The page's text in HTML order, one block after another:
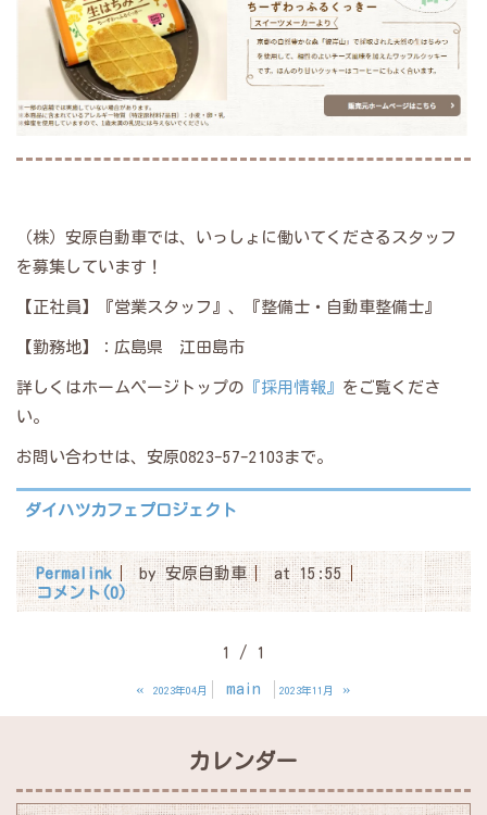
（株）安原自動車では、いっしょに働いてくださるスタッフ
を募集しています！
【正社員】『営業スタッフ』、『整備士・自動車整備士』
【勤務地】：広島県 江田島市
詳しくはホームページトップの 『採用情報』 をご覧くださ
い。
お問い合わせは、安原0823-57-2103まで。
ダイハツカフェプロジェクト
Permalink by 安原自動車
at 15:55
コメント(0)
1 / 1
« 2023年04月 main 2023年11月 »
カレンダー